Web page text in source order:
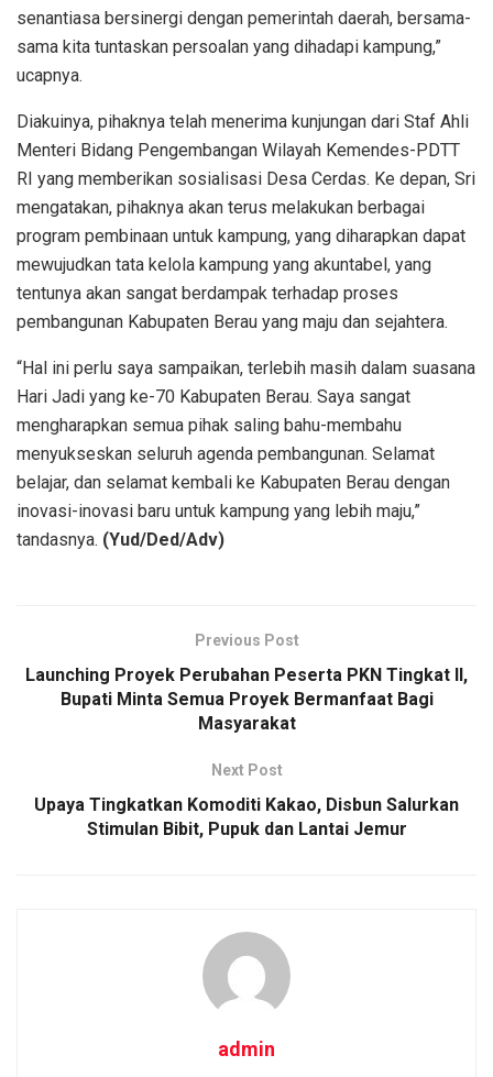
senantiasa bersinergi dengan pemerintah daerah, bersama-
sama kita tuntaskan persoalan yang dihadapi kampung,”
ucapnya.
Diakuinya, pihaknya telah menerima kunjungan dari Staf Ahli
Menteri Bidang Pengembangan Wilayah Kemendes-PDTT
RI yang memberikan sosialisasi Desa Cerdas. Ke depan, Sri
mengatakan, pihaknya akan terus melakukan berbagai
program pembinaan untuk kampung, yang diharapkan dapat
mewujudkan tata kelola kampung yang akuntabel, yang
tentunya akan sangat berdampak terhadap proses
pembangunan Kabupaten Berau yang maju dan sejahtera.
“Hal ini perlu saya sampaikan, terlebih masih dalam suasana
Hari Jadi yang ke-70 Kabupaten Berau. Saya sangat
mengharapkan semua pihak saling bahu-membahu
menyukseskan seluruh agenda pembangunan. Selamat
belajar, dan selamat kembali ke Kabupaten Berau dengan
inovasi-inovasi baru untuk kampung yang lebih maju,”
tandasnya. (Yud/Ded/Adv)
Previous Post
Launching Proyek Perubahan Peserta PKN Tingkat II,
Bupati Minta Semua Proyek Bermanfaat Bagi
Masyarakat
Next Post
Upaya Tingkatkan Komoditi Kakao, Disbun Salurkan
Stimulan Bibit, Pupuk dan Lantai Jemur
admin